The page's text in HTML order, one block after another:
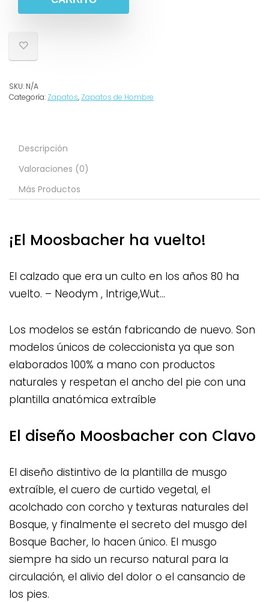
SKU: N/A
Categoría: Zapatos, Zapatos de Hombre
Descripción
Valoraciones (0)
Más Productos
¡El Moosbacher ha vuelto!
El calzado que era un culto en los años 80 ha
vuelto. – Neodym , Intrige,Wut…
Los modelos se están fabricando de nuevo. Son
modelos únicos de coleccionista ya que son
elaborados 100% a mano con productos
naturales y respetan el ancho del pie con una
plantilla anatómica extraíble
El diseño Moosbacher con Clavo
El diseño distintivo de la plantilla de musgo
extraíble, el cuero de curtido vegetal, el
acolchado con corcho y texturas naturales del
Bosque, y finalmente el secreto del musgo del
Bosque Bacher, lo hacen único. El musgo
siempre ha sido un recurso natural para la
circulación, el alivio del dolor o el cansancio de
los pies.